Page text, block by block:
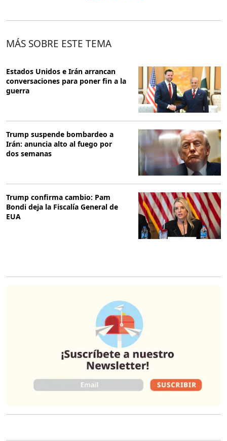
MÁS SOBRE ESTE TEMA
Estados Unidos e Irán arrancan
conversaciones para poner fin a la
guerra
Trump suspende bombardeo a
Irán: anuncia alto al fuego por
dos semanas
Trump confirma cambio: Pam
Bondi deja la Fiscalía General de
EUA